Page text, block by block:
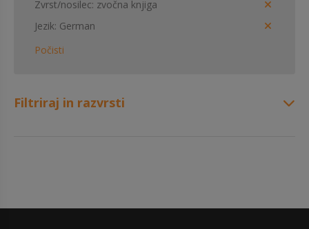
Zvrst/nosilec zvočna knjiga
Jezik German
Počisti
Filtriraj in razvrsti